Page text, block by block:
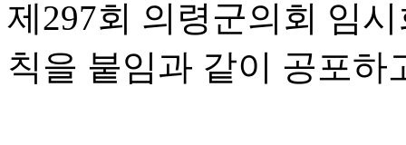
제297회 의령군의회 임
칙을 붙임과 같이 공포하